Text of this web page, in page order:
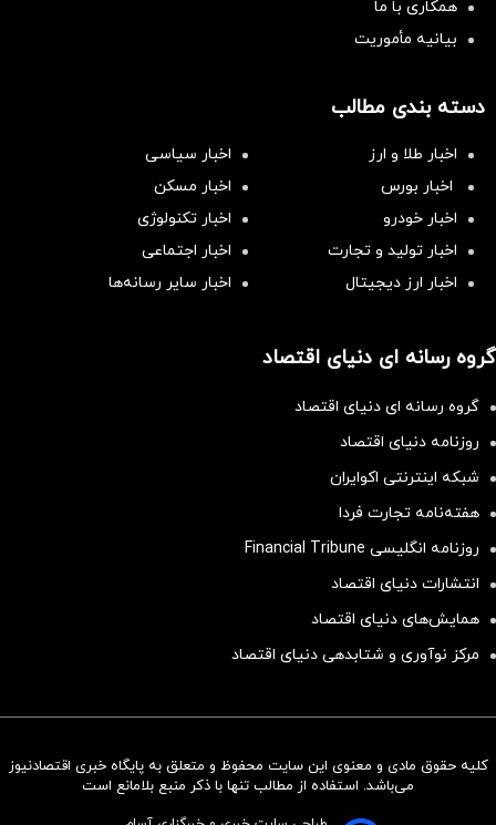
سرمایه‌گذاری همسنگ با شاخص
همکاری با ما
بیانیه مأموریت
دسته بندی مطالب
اخبار طلا و ارز
اخبار سیاسی
اخبار بورس
اخبار مسکن
اخبار خودرو
اخبار تکنولوژی
اخبار تولید و تجارت
اخبار اجتماعی
اخبار ارز دیجیتال
اخبار سایر رسانه‌‌ها
گروه رسانه ای دنیای اقتصاد
گروه رسانه ای دنیای اقتصاد
روزنامه دنیای اقتصاد
شبکه اینترنتی اکوایران
هفته‌نامه تجارت فردا
روزنامه انگلیسی Financial Tribune
انتشارات دنیای اقتصاد
همایش‌های دنیای اقتصاد
مرکز نوآوری و شتابدهی دنیای اقتصاد
کلیه حقوق مادی و معنوی این سایت محفوظ و متعلق به پایگاه خبری اقتصادنیوز
می‌باشد. استفاده از مطالب تنها با ذکر منبع بلامانع است